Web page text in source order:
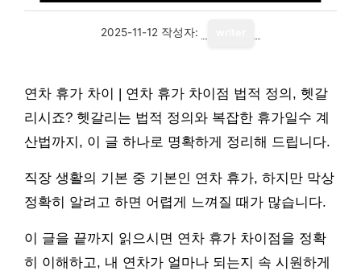
2025-11-12 작성자:
연차 휴가 차이 | 연차 휴가 차이점 법적 정의, 헷갈
리시죠? 헷갈리는 법적 정의와 복잡한 휴가일수 계
산법까지, 이 글 하나로 명확하게 정리해 드립니다.
직장 생활의 기본 중 기본인 연차 휴가, 하지만 막상
정확히 알려고 하면 어렵게 느껴질 때가 많습니다.
이 글을 끝까지 읽으시면 연차 휴가 차이점을 정확
히 이해하고, 내 연차가 얼마나 되는지 속 시원하게